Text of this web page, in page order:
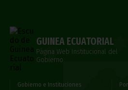
GUINEA ECUATORIAL
Página Web Institucional del
Gobierno
Gobierno e Instituciones